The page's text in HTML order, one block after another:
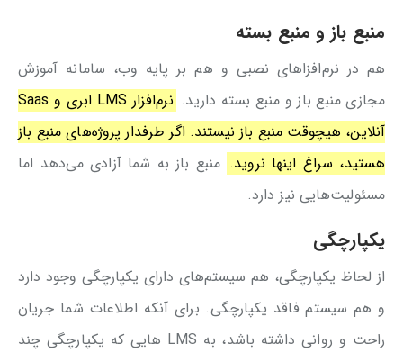
منبع باز و منبع بسته
هم در نرم‌افزاهای نصبی و هم بر پایه وب، سامانه آموزش
مجازی منبع باز و منبع بسته دارید.
نرم‌افزار LMS ابری و Saas
آنلاین، هیچوقت منبع باز نیستند. اگر طرفدار پروژه‌های منبع باز
هستید، سراغ اینها نروید. منبع باز به شما آزادی می‌دهد اما
مسئولیت‌هایی نیز دارد.
یکپارچگی
از لحاظ یکپارچگی، هم سیستم‌های دارای یکپارچگی وجود دارد
و هم سیستم فاقد یکپارچگی. برای آنکه اطلاعات شما جریان
راحت و روانی داشته باشد، به LMS هایی که یکپارچگی چند